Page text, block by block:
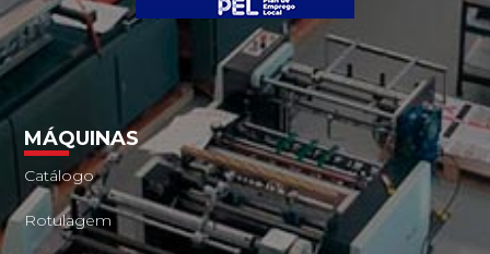
MÁQUINAS
Catálogo
Rotulagem